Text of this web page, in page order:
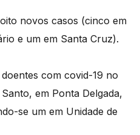
novos casos (cinco em
e um em Santa Cruz).
com covid-19 no
em Ponta Delgada,
se um em Unidade de